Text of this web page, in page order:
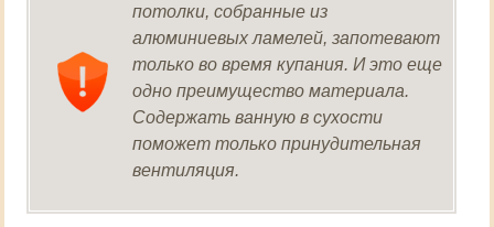
потолки, собранные из
алюминиевых ламелей, запотевают
только во время купания. И это еще
одно преимущество материала.
Содержать ванную в сухости
поможет только принудительная
вентиляция.